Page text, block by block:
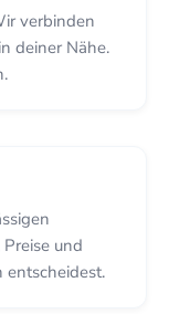
verbinden
deiner Nähe.
und
entscheidest.